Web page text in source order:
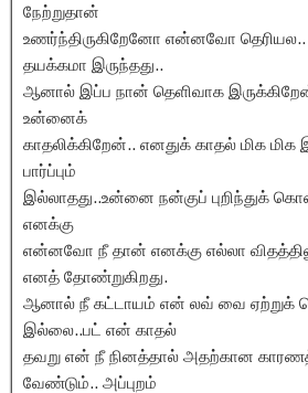
நேற்றுதான்
உணர்ந்திருகிறேனோ என்னவோ
தயக்கமா இருந்தது..
ஆனால் இப்ப நான் தெளிவாக
உன்னைக்
காதலிக்கிறேன்.. எனதுக் காதல் மிக மிக
பார்ப்பும்
இல்லாதது..உன்னை நன்குப் புறிந்துக்
எனக்கு
என்னவோ நீ தான் எனக்கு எல்லா
எனத் தோண்றுகிறது.
ஆனால் நீ கட்டாயம் என் லவ் வை ஏற்றுக்
இல்லை..பட் என் காதல்
தவறு என் நீ நினத்தால் அதற்கான
வேண்டும்.. அப்புறம்